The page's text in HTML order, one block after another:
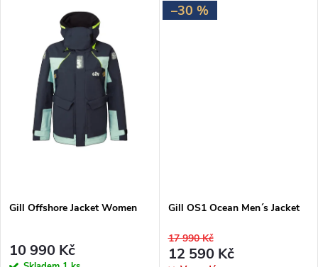
Gill Offshore Jacket Women
10 990 Kč
–30 %
Gill OS1 Ocean Men´s Jacket
17 990 Kč
12 590 Kč